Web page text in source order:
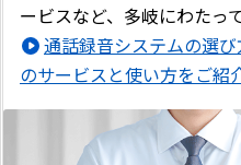
ービスなど、多岐にわたっ
通話録音システムの選
のサービスと使い方をご紹